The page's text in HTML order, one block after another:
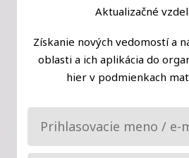
Aktualizačné
Získanie nových vedomostí a
oblasti a ich aplikácia do
hier v podmienkach